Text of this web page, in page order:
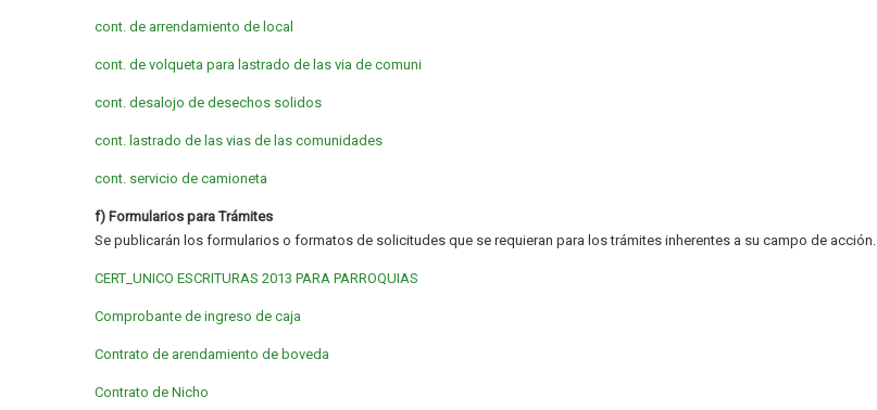
cont. de arrendamiento de local
cont. de volqueta para lastrado de las via de comuni
cont. desalojo de desechos solidos
cont. lastrado de las vias de las comunidades
cont. servicio de camioneta
f) Formularios para Trámites
Se publicarán los formularios o formatos de solicitudes que se requieran para los trámites inherentes a su campo de acción.
CERT_UNICO ESCRITURAS 2013 PARA PARROQUIAS
Comprobante de ingreso de caja
Contrato de arendamiento de boveda
Contrato de Nicho